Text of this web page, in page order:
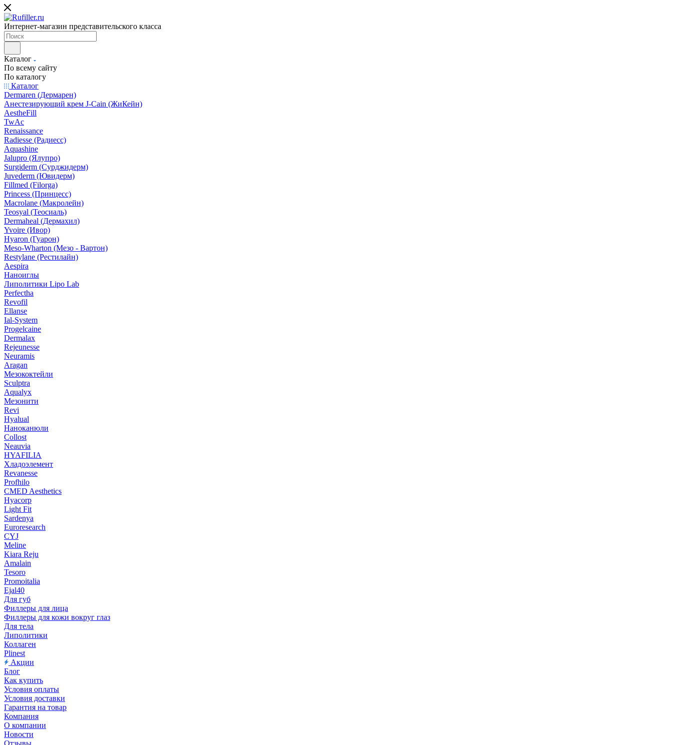
Интернет-магазин представительского класса
Каталог
По всему сайту
По каталогу
Каталог
Dermaren (Дермарен)
Анестезирующий крем J-Cain (ЖиКейн)
AestheFill
TwAc
Renaissance
Radiesse (Радиесс)
Aquashine
Jalupro (Ялупро)
Surgiderm (Сурджидерм)
Juvederm (Ювидерм)
Fillmed (Filorga)
Princess (Принцесс)
Macrolane (Макролейн)
Teosyal (Теосиаль)
Dermaheal (Дермахил)
Yvoire (Ивор)
Hyaron (Гуарон)
Meso-Wharton (Мезо - Вартон)
Restylane (Рестилайн)
Aespira
Наноиглы
Липолитики Lipo Lab
Perfectha
Revofil
Ellanse
Ial-System
Progelcaine
Dermalax
Rejeunesse
Neuramis
Aragan
Мезококтейли
Sculptra
Aqualyx
Мезонити
Revi
Hyalual
Наноканюли
Collost
Neauvia
HYAFILIA
Хладоэлемент
Revanesse
Profhilo
CMED Aesthetics
Hyacorp
Light Fit
Sardenya
Euroresearch
CYJ
Meline
Kiara Reju
Amalain
Tesoro
Promoitalia
Ejal40
Для губ
Филлеры для лица
Филлеры для кожи вокруг глаз
Для тела
Липолитики
Коллаген
Plinest
Акции
Блог
Как купить
Условия оплаты
Условия доставки
Гарантия на товар
Компания
О компании
Новости
Отзывы